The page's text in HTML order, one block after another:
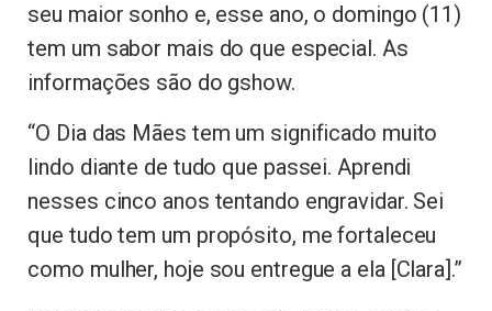
seu maior sonho e, esse ano, o domingo (11)
tem um sabor mais do que especial. As
informações são do gshow.
“O Dia das Mães tem um significado muito
lindo diante de tudo que passei. Aprendi
nesses cinco anos tentando engravidar. Sei
que tudo tem um propósito, me fortaleceu
como mulher, hoje sou entregue a ela [Clara].”